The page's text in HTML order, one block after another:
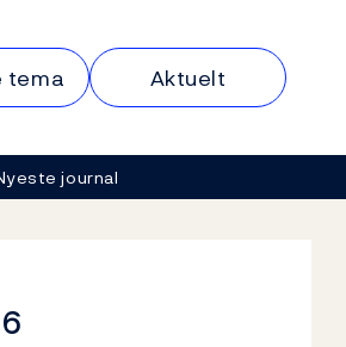
tema Aktuelt
journal